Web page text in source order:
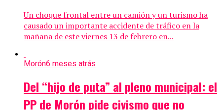
Un choque frontal entre un camión y un turismo ha
causado un importante accidente de tráfico en la
mañana de este viernes 13 de febrero en...
Morón6 meses atrás
Del “hijo de puta” al pleno municipal: el
PP de Morón pide civismo que no